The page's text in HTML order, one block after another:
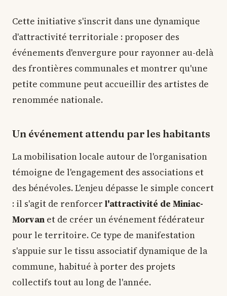
Cette initiative s'inscrit dans une dynamique
d'attractivité territoriale : proposer des
événements d'envergure pour rayonner au-delà
des frontières communales et montrer qu'une
petite commune peut accueillir des artistes de
renommée nationale.
Un événement attendu par les habitants
La mobilisation locale autour de l'organisation
témoigne de l'engagement des associations et
des bénévoles. L'enjeu dépasse le simple concert
: il s'agit de renforcer l'attractivité de Miniac-
Morvan et de créer un événement fédérateur
pour le territoire. Ce type de manifestation
s'appuie sur le tissu associatif dynamique de la
commune, habitué à porter des projets
collectifs tout au long de l'année.